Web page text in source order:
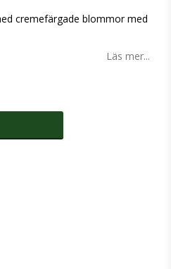
cremefärgade blommor med
Läs mer...